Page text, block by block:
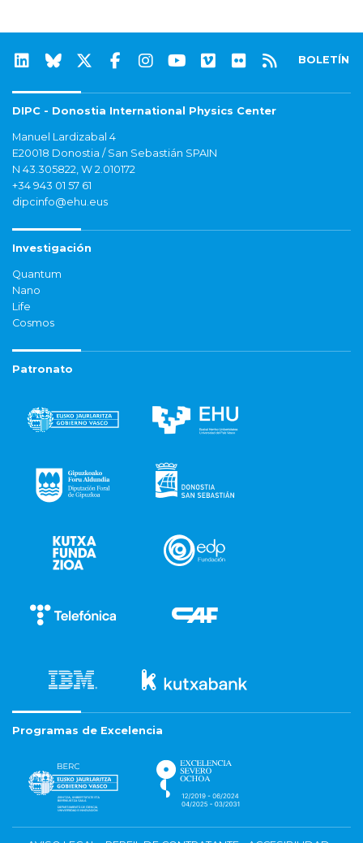
BOLETÍN
DIPC - Donostia International Physics Center
Manuel Lardizabal 4
E20018 Donostia / San Sebastián SPAIN
N 43.305822, W 2.010172
+34 943 01 57 61
dipcinfo@ehu.eus
Investigación
Quantum
Nano
Life
Cosmos
Patronato
Programas de Excelencia